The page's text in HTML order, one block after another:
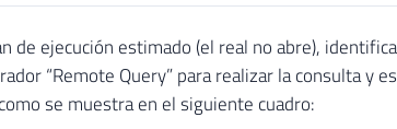
de ejecución estimado (el real no abre),
“Remote Query” para realizar la consulta y
se muestra en el siguiente cuadro: